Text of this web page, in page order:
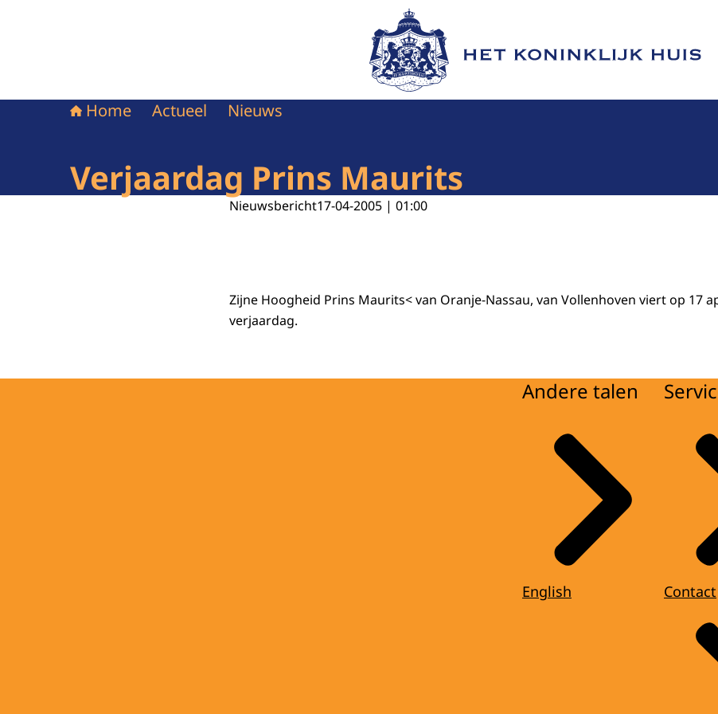
Naar de homepage van Het Koninklijk Huis
Home Actueel Nieuws
Verjaardag Prins Maurits
Nieuwsbericht17-04-2005 | 01:00
Zijne Hoogheid Prins Maurits< van Oranje-Nassau, van Vollenhoven viert op 17
verjaardag.
Andere talen
English Contact